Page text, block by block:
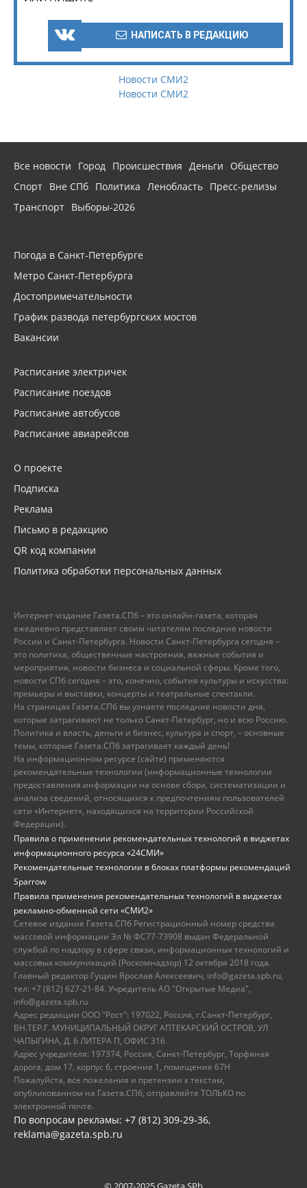
НАПИСАТЬ В РЕДАКЦИЮ
Новости СМИ2
Новости СМИ2
Все новости Город Происшествия Деньги
Общество
Спорт Вне СПб Политика Ленобласть Пресс-релизы
Транспорт Выборы-2026
Погода в Санкт-Петербурге
Метро Санкт-Петербурга
Достопримечательности
График развода петербургских мостов
Вакансии
Расписание электричек
Расписание поездов
Расписание автобусов
Расписание авиарейсов
О проекте
Подписка
Реклама
Письмо в редакцию
QR код компании
Политика обработки персональных данных
Интернет-издание Газета.СПб – это онлайн-газета, которая
ежедневно представляет своим читателям последние новости
России и Санкт-Петербурга. Новости Санкт-Петербурга сегодня –
это политика, общественные настроения, важные события и
мероприятия, новости бизнеса и социальной сферы. Кроме того,
новости СПб сегодня – это, конечно, события культуры и искусства:
премьеры и выставки, концерты и театральные спектакли.
На страницах Газета.СПб вы узнаете последние новости дня,
которые затрагивают не только Санкт-Петербург, но и всю Россию.
Политика и власть, деньги и бизнес, культура и спорт, – основные
темы, которые Газета.СПб затрагивает каждый день!
На информационном ресурсе (сайте) применяются
рекомендательные технологии (информационные технологии
предоставления информации на основе сбора, систематизации и
анализа сведений, относящихся к предпочтениям пользователей
сети «Интернет», находящихся на территории Российской
Федерации).
Правила о применении рекомендательных технологий в виджетах
информационного ресурса «24СМИ»
Рекомендательные технологии в блоках платформы рекомендаций
Sparrow
Правила применения рекомендательных технологий в виджетах
рекламно-обменной сети «СМИ2»
Сетевое издание Газета.СПб Регистрационный номер средства
массовой информации Эл № ФС77-73908 выдан Федеральной
службой по надзору в сфере связи, информационных технологий и
массовых коммуникаций (Роскомнадзор) 12 октября 2018 года.
Главный редактор Гущин Ярослав Алексеевич, info@gazeta.spb.ru,
тел: +7 (812) 627-21-84. Учредитель АО "Открытые Медиа",
info@gazeta.spb.ru
Адрес редакции ООО "Рост": 197022, Россия, г.Санкт-Петербург,
ВН.ТЕР.Г. МУНИЦИПАЛЬНЫЙ ОКРУГ АПТЕКАРСКИЙ ОСТРОВ, УЛ
ЧАПЫГИНА, Д. 6 ЛИТЕРА П, ОФИС 316
Адрес учредителя: 197374, Россия, Санкт-Петербург, Торфяная
дорога, дом 17, корпус 6, строение 1, помещение 67Н
Пожалуйста, все пожелания и претензии к текстам,
опубликованном на Газета.СПб, отправляйте ТОЛЬКО по
электронной почте.
По вопросам рекламы: +7 (812) 309-29-36,
reklama@gazeta.spb.ru